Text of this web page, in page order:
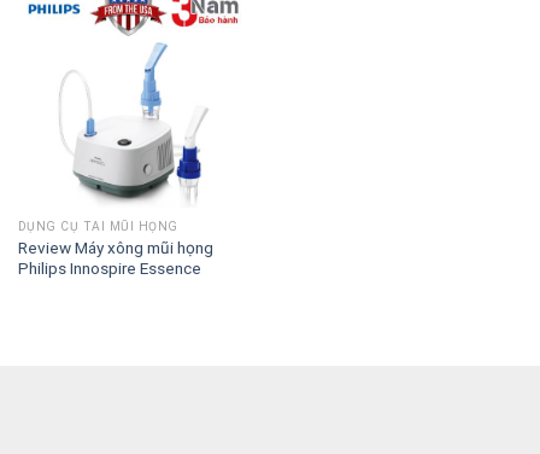
DỤNG CỤ TAI MŨI HỌNG
Review Máy xông mũi họng
Philips Innospire Essence